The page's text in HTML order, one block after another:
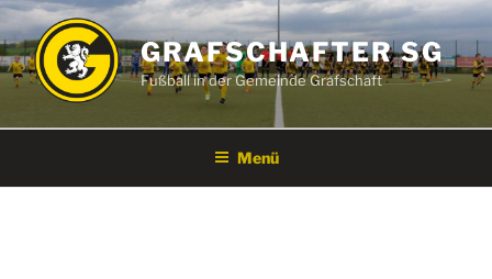
Zum
Inhalt
springen
GRAFSCHAFTER SG
Fußball in der Gemeinde Grafschaft
Menü